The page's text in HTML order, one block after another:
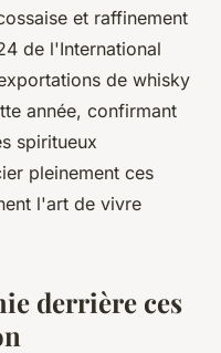
et raffinement
de l'International
de whisky
année, confirmant
spiritueux
pleinement ces
l'art de vivre
derrière ces